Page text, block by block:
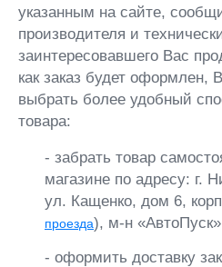
указанным на сайте,
производителя и
заинтересовавшего Вас
как заказ будет оформлен,
выбрать более удобный
товара:
- забрать товар
магазине по адресу: г.
ул. Кащенко, дом 6,
проезда), м-н «АвтоПуск»
- оформить доставку